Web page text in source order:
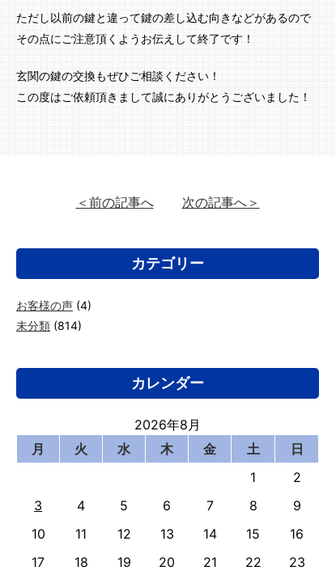
ただし以前の鍵と違って鍵の差し込む向きなどがあるので
その点にご注意頂くようお伝えして終了です！
玄関の鍵の交換もぜひご相談ください！
この度はご依頼頂きまして誠にありがとうございました！
＜前の記事へ 次の記事へ＞
カテゴリー
お客様の声 (4)
未分類 (814)
カレンダー
2026年8月
月
火 水 木 金 土
日
1
2
3
4 5 6 7 8
9
10
11 12 13 14 15
16
17
18 19 20 21 22 23